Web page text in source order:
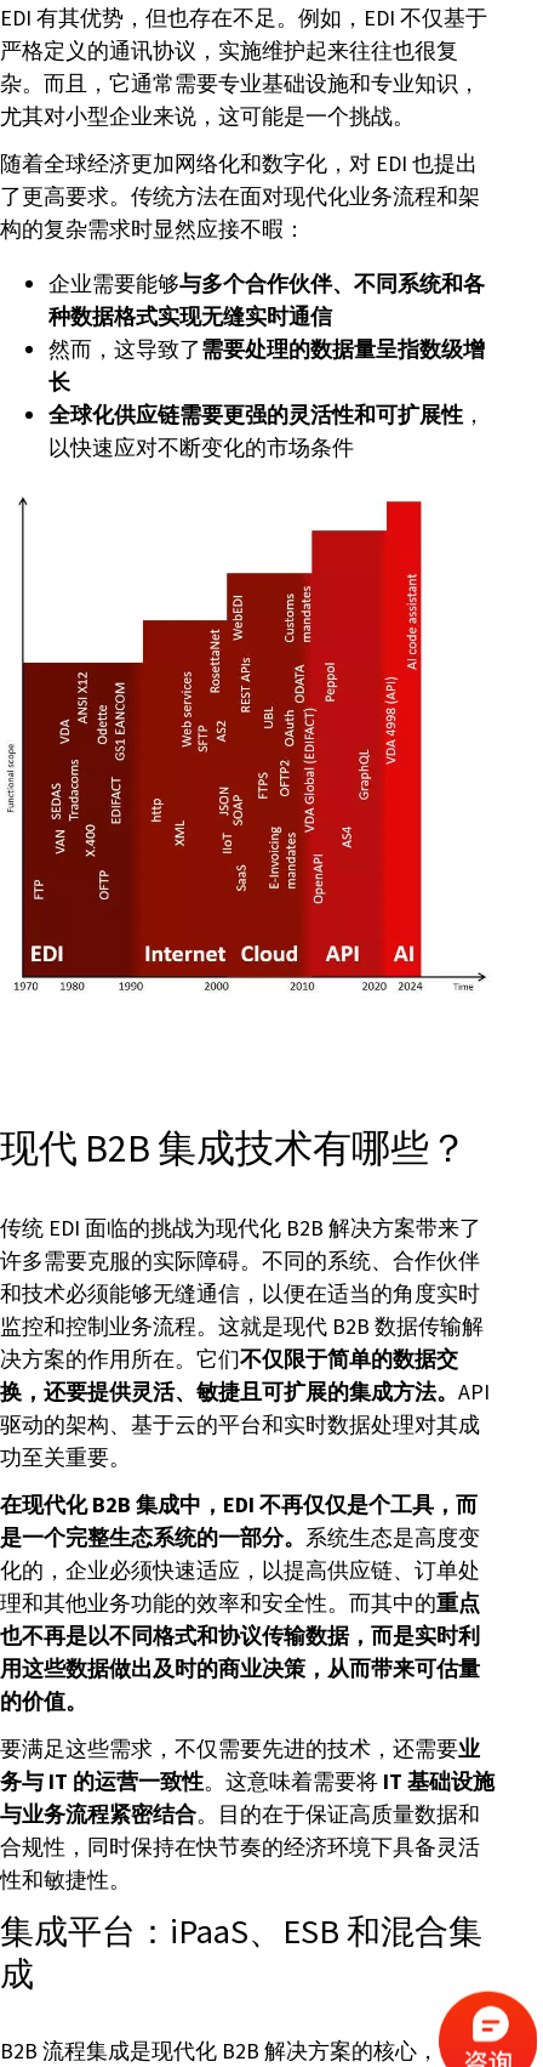
EDI 有其优势，但也存在不足。例如，EDI 不仅基于
严格定义的通讯协议，实施维护起来往往也很复
杂。而且，它通常需要专业基础设施和专业知识，
尤其对小型企业来说，这可能是一个挑战。
随着全球经济更加网络化和数字化，对 EDI 也提出
了更高要求。传统方法在面对现代化业务流程和架
构的复杂需求时显然应接不暇：
企业需要能够与多个合作伙伴、不同系统和各
种数据格式实现无缝实时通信
然而，这导致了需要处理的数据量呈指数级增
长
全球化供应链需要更强的灵活性和可扩展性 ，
以快速应对不断变化的市场条件
现代 B2B 集成技术有哪些？
传统 EDI 面临的挑战为现代化 B2B 解决方案带来了
许多需要克服的实际障碍。不同的系统、合作伙伴
和技术必须能够无缝通信，以便在适当的角度实时
监控和控制业务流程。这就是现代 B2B 数据传输解
决方案的作用所在。它们不仅限于简单的数据交
换，还要提供灵活、敏捷且可扩展的集成方法。 API
驱动的架构、基于云的平台和实时数据处理对其成
功至关重要。
在现代化 B2B 集成中，EDI 不再仅仅是个工具，而
是一个完整生态系统的一部分。 系统生态是高度变
化的，企业必须快速适应，以提高供应链、订单处
理和其他业务功能的效率和安全性。而其中的重点
也不再是以不同格式和协议传输数据，而是实时利
用这些数据做出及时的商业决策，从而带来可估量
的价值。
要满足这些需求，不仅需要先进的技术，还需要业
务与 IT 的运营一致性。这意味着需要将 IT 基础设施
与业务流程紧密结合。目的在于保证高质量数据和
合规性，同时保持在快节奏的经济环境下具备灵活
性和敏捷性。
集成平台：iPaaS、ESB 和混合集
成
B2B 流程集成是现代化 B2B 解决方案的核心，它将